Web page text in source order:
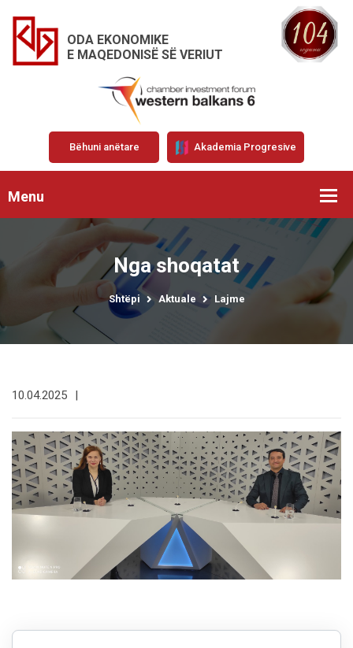
ODA EKONOMIKE
E MAQEDONISË SË VERIUT
Bëhuni anëtare Akademia Progresive
Menu
Nga shoqatat
Shtëpi Aktuale Lajme
10.04.2025 |